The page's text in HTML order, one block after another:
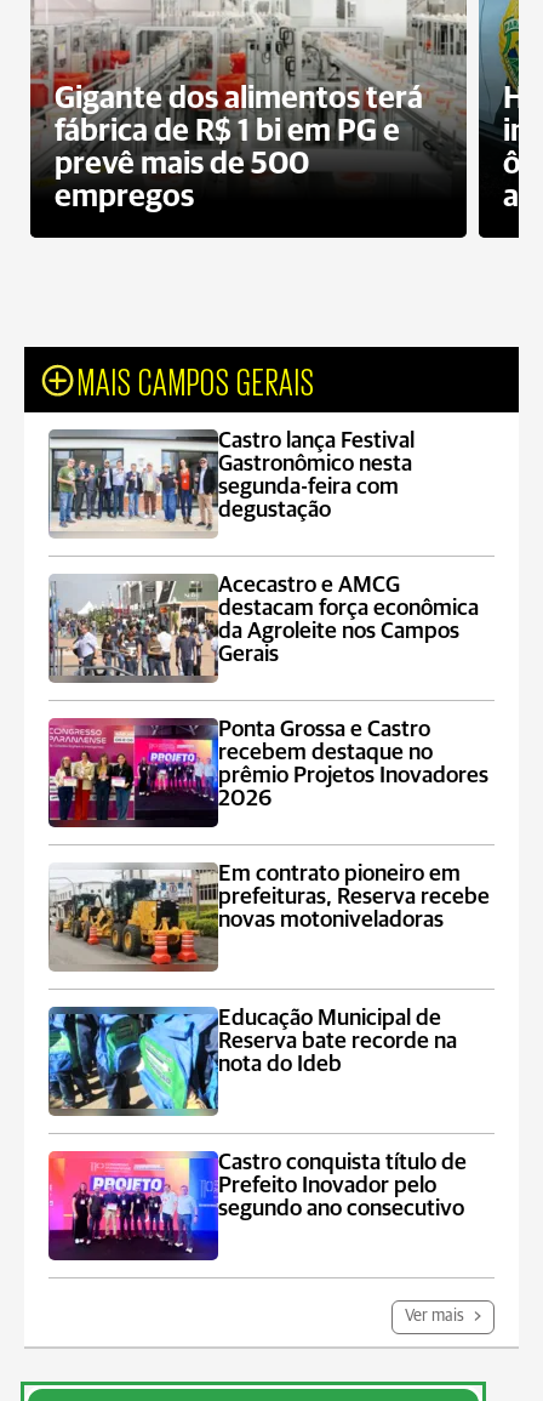
Gigante dos alimentos terá
fábrica de R$ 1 bi em PG e
prevê mais de 500
empregos
MAIS CAMPOS GERAIS
Castro lança Festival
Gastronômico nesta
segunda-feira com
degustação
Acecastro e AMCG
destacam força econômica
da Agroleite nos Campos
Gerais
Ponta Grossa e Castro
recebem destaque no
prêmio Projetos Inovadores
2026
Em contrato pioneiro em
prefeituras, Reserva recebe
novas motoniveladoras
Educação Municipal de
Reserva bate recorde na
nota do Ideb
Castro conquista título de
Prefeito Inovador pelo
segundo ano consecutivo
Ver mais